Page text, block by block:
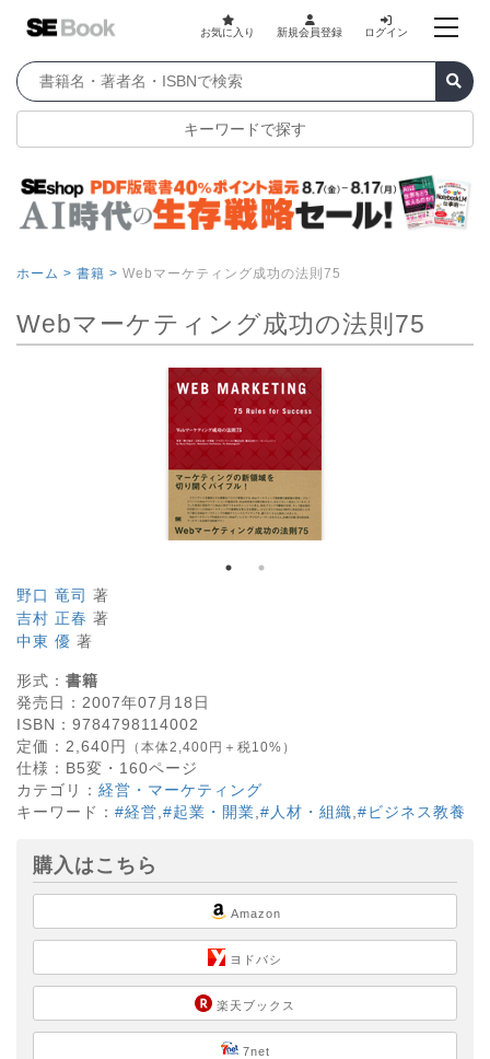
お気に入り 新規会員登録 ログイン
キーワードで探す
ホーム > 書籍 > Webマーケティング成功の法則75
Webマーケティング成功の法則75
野口 竜司 著
吉村 正春 著
中東 優 著
形式： 書籍
発売日： 2007年07月18日
ISBN： 9784798114002
定価： 2,640円 （本体2,400円＋税10%）
仕様： B5変・ 160ページ
カテゴリ： 経営・マーケティング
キーワード： #経営 #起業・開業 #人材・組織 #ビジネス教養
購入はこちら
Amazon
ヨドバシ
楽天ブックス
7net